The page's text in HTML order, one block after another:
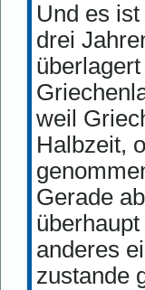
Und es
drei
weil
Halbzeit,
Gerade
anderes
zustande